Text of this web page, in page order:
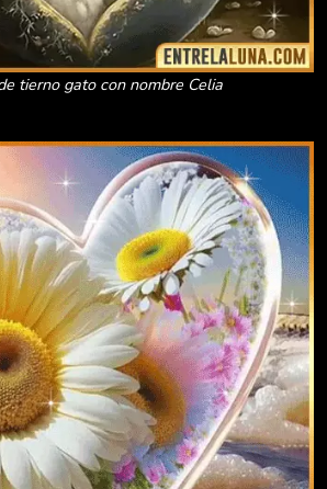
tierno gato con nombre Celia